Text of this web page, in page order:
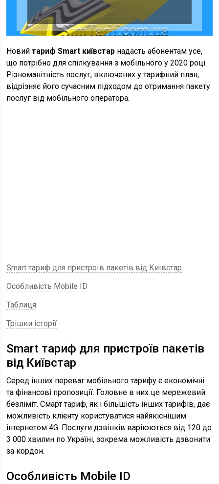
Новийтариф Smart київстар надасть абонентам усе,
що потрібно для спілкування з мобільного у 2020 році.
Різноманітність послуг, включених у тарифний план,
відрізняє його сучасним підходом до отримання пакету
послуг від мобільного оператора.
Smart тариф для пристроїв пакетів від Київстар
Особливість Mobile ID
Таблиця
Трішки історії
Smart тариф для пристроїв пакетів
від Київстар
Серед інших переваг мобільного тарифу є економічні
та фінансові пропозиції. Головне в них це мережевий
безліміт. Смарт тариф, як і більшість інших тарифів, дає
можливість клієнту користуватися найякіснішим
інтернетом 4G. Послуги дзвінків варіюються від 120 до
3 000 хвилин по Україні, зокрема можливість дзвонити
за кордон.
Особливість Mobile ID